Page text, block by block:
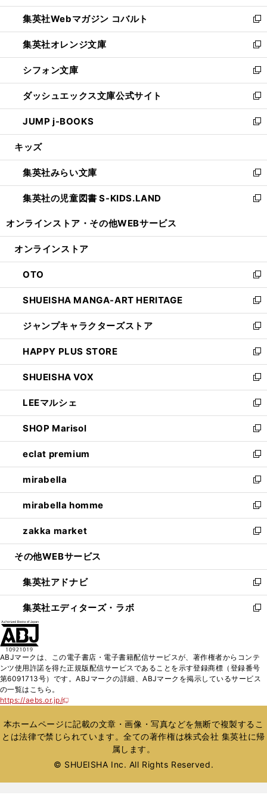
開
く
ウ
で
開
く
ン
ド
ウ
で
開
く
ウ
ィ
ン
ド
ウ
で
開
く
集英社Webマガジン コバルト
新
し
い
ウ
ィ
ン
ド
ウ
で
開
集英社オレンジ文庫
新
し
い
ウ
ィ
ン
ド
ウ
開
く
シフォン文庫
新
し
い
ウ
ィ
ン
ウ
で
開
く
ダッシュエックス文庫公式サイト
新
し
い
ウ
ン
ド
ウ
で
JUMP j-BOOKS
新
し
ウ
ィ
ン
ド
開
キッズ
集英社みらい文庫
新
し
い
ン
ウ
で
開
く
集英社の児童図書 S-KIDS.LAND
新
ウ
ン
ド
ウ
で
開
く
オンラインストア・ その他WEBサービス
オンラインストア
OTO
新
し
い
ウ
ィ
ン
ド
ウ
で
開
く
SHUEISHA MANGA-ART HERITAGE
新
し
い
ウ
ィ
ン
ド
ウ
で
開
く
ジャンプキャラクターズストア
新
し
い
ウ
ィ
ン
ド
ウ
で
開
く
HAPPY PLUS STORE
新
し
い
ウ
ィ
ン
ド
ウ
で
開
く
SHUEISHA VOX
新
し
い
ウ
ィ
ン
ド
ウ
で
開
く
LEEマルシェ
新
し
い
ウ
ィ
ン
ド
ウ
で
開
く
SHOP Marisol
新
し
い
ウ
ィ
ン
ド
ウ
で
開
eclat premium
新
し
い
ウ
ィ
ン
ド
ウ
開
く
mirabella
新
し
い
ウ
ィ
ン
ウ
で
開
く
mirabella homme
新
し
い
ウ
ン
ド
ウ
で
zakka market
新
し
ウ
ィ
ン
ド
く
その他WEBサービス
集英社アドナビ
新
し
い
ド
ウ
で
集英社エディターズ・ラボ
新
ィ
ン
ド
開
く
ABJマークは、この電子書店・電子書籍配信サービスが、著作権者からコンテ
ンツ使用許諾を得た正規版配信サービスであることを示す登録商標（登録番号
第6091713号）です。ABJマークの詳細、ABJマークを掲示しているサービス
の一覧はこちら。
https://aebs.or.jp/
新
い
ウ
ィ
ウ
本ホームページに記載の文章・画像・写真などを無断で複製するこ
とは法律で禁じられています。全ての著作権は株式会社 集英社に帰
属します。
© SHUEISHA Inc. All Rights Reserved.